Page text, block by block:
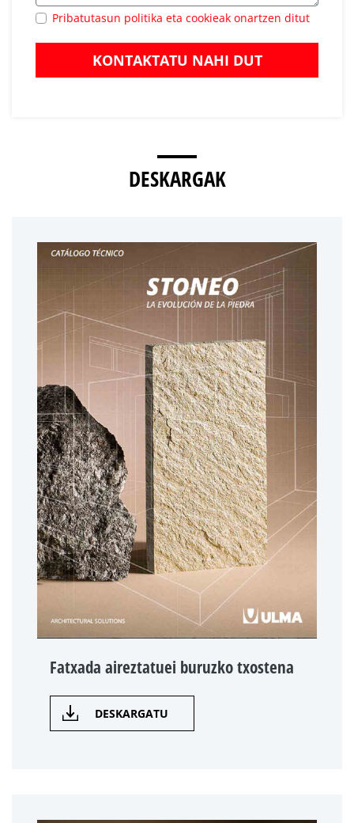
Pribatutasun politika eta cookieak onartzen ditut
KONTAKTATU NAHI DUT
DESKARGAK
Fatxada aireztatuei buruzko txostena
DESKARGATU